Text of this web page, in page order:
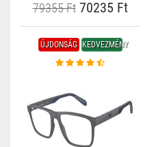
79355 Ft70235 Ft
ÚJDONSÁG KEDVEZMÉNY